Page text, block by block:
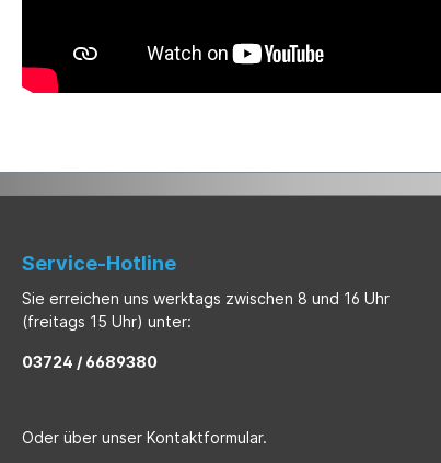
Service-Hotline
Sie erreichen uns werktags zwischen 8 und 16 Uhr
(freitags 15 Uhr) unter:
03724 / 6689380
Oder über unser Kontaktformular.